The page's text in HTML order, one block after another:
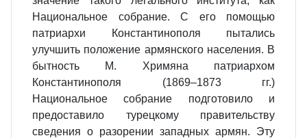
Национальное собрание. С его помощью
патриархи Константинополя пытались
улучшить положение армянского населения. В
бытность М. Хримяна патриархом
Константинополя (1869–1873 гг.)
Национальное собрание подготовило и
предоставило турецкому правительству
сведения о разорении западных армян. Эту